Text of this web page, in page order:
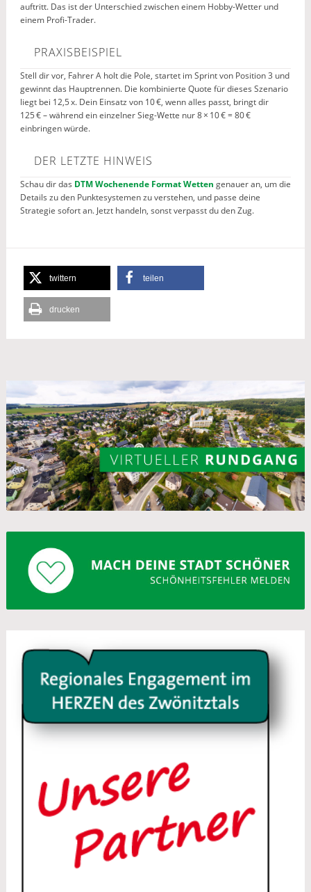
auftritt. Das ist der Unterschied zwischen einem Hobby-Wetter und
einem Profi-Trader.
PRAXISBEISPIEL
Stell dir vor, Fahrer A holt die Pole, startet im Sprint von Position 3 und
gewinnt das Hauptrennen. Die kombinierte Quote für dieses Szenario
liegt bei 12,5 x. Dein Einsatz von 10 €, wenn alles passt, bringt dir
125 € – während ein einzelner Sieg-Wette nur 8 × 10 € = 80 €
einbringen würde.
DER LETZTE HINWEIS
Schau dir das DTM Wochenende Format Wetten genauer an, um die
Details zu den Punktesystemen zu verstehen, und passe deine
Strategie sofort an. Jetzt handeln, sonst verpasst du den Zug.
twittern teilen
drucken